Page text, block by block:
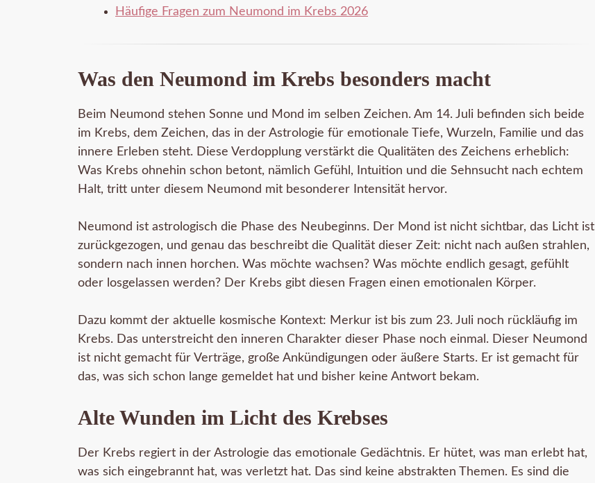
Häufige Fragen zum Neumond im Krebs 2026
Was den Neumond im Krebs besonders macht
Beim Neumond stehen Sonne und Mond im selben Zeichen. Am 14. Juli befinden sich beide
im Krebs, dem Zeichen, das in der Astrologie für emotionale Tiefe, Wurzeln, Familie und das
innere Erleben steht. Diese Verdopplung verstärkt die Qualitäten des Zeichens erheblich:
Was Krebs ohnehin schon betont, nämlich Gefühl, Intuition und die Sehnsucht nach echtem
Halt, tritt unter diesem Neumond mit besonderer Intensität hervor.
Neumond ist astrologisch die Phase des Neubeginns. Der Mond ist nicht sichtbar, das Licht ist
zurückgezogen, und genau das beschreibt die Qualität dieser Zeit: nicht nach außen strahlen,
sondern nach innen horchen. Was möchte wachsen? Was möchte endlich gesagt, gefühlt
oder losgelassen werden? Der Krebs gibt diesen Fragen einen emotionalen Körper.
Dazu kommt der aktuelle kosmische Kontext: Merkur ist bis zum 23. Juli noch rückläufig im
Krebs. Das unterstreicht den inneren Charakter dieser Phase noch einmal. Dieser Neumond
ist nicht gemacht für Verträge, große Ankündigungen oder äußere Starts. Er ist gemacht für
das, was sich schon lange gemeldet hat und bisher keine Antwort bekam.
Alte Wunden im Licht des Krebses
Der Krebs regiert in der Astrologie das emotionale Gedächtnis. Er hütet, was man erlebt hat,
was sich eingebrannt hat, was verletzt hat. Das sind keine abstrakten Themen. Es sind die